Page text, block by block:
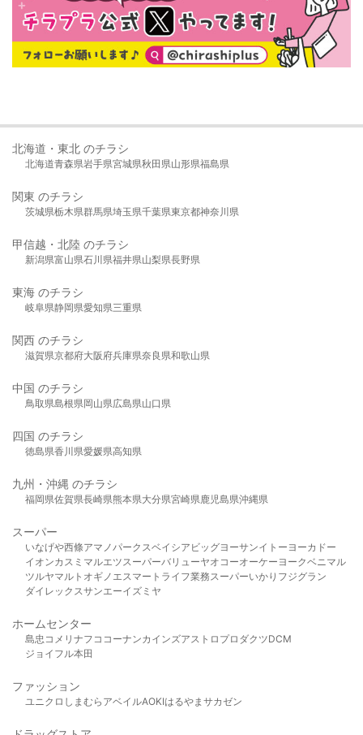
北海道・東北 のチラシ
北海道青森県岩手県宮城県秋田県山形県福島県
関東 のチラシ
茨城県栃木県群馬県埼玉県千葉県東京都神奈川県
甲信越・北陸 のチラシ
新潟県富山県石川県福井県山梨県長野県
東海 のチラシ
岐阜県静岡県愛知県三重県
関西 のチラシ
滋賀県京都府大阪府兵庫県奈良県和歌山県
中国 のチラシ
鳥取県島根県岡山県広島県山口県
四国 のチラシ
徳島県香川県愛媛県高知県
九州・沖縄 のチラシ
福岡県佐賀県長崎県熊本県大分県宮崎県鹿児島県沖縄県
スーパー
いなげや西條アマノパークスベイシア ビッグヨーサンイトーヨーカドー
イオンカスミ マルエツスーパーバリューヤオコーオーケー ヨークベニマル
ツルヤマルト オギノ エスマート ライフ業務スーパーいかり フジグラン
ダイレックスサンエーイズミヤ
ホームセンター
島忠 コメリ ナフコ コーナンカインズアストロプロダクツDCM
ジョイフル本田
ファッション
ユニクロ しまむら アベイルAOKIはるやま サカゼン